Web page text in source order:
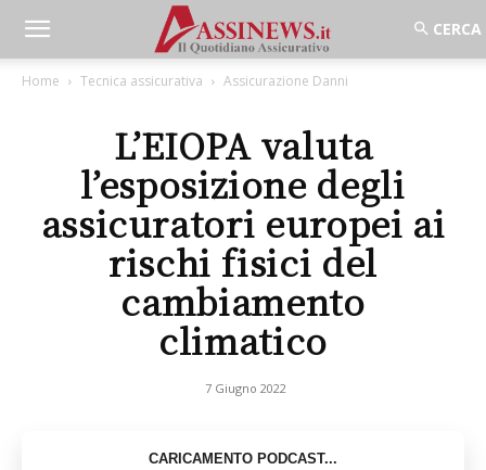
Home Tecnica assicurativa Assicurazione Danni
L’EIOPA valuta
l’esposizione degli
assicuratori europei ai
rischi fisici del
cambiamento
climatico
7 Giugno 2022